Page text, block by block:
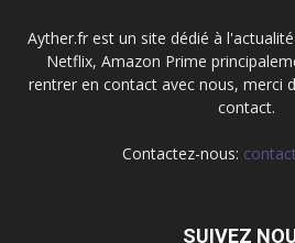
Ayther.fr est un site dédié à
Netflix, Amazon Prime
rentrer en contact avec nous, merci
contact.
Contactez-nous:
SUIVEZ